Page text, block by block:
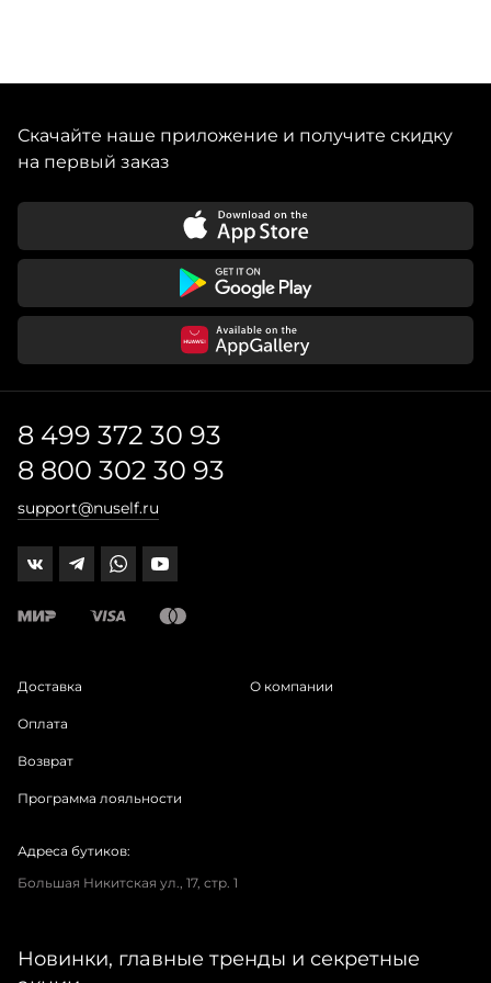
Скачайте наше приложение и получите скидку
на первый заказ
8 499 372 30 93
8 800 302 30 93
support@nuself.ru
Доставка
Оплата
Возврат
Программа лояльности
О компании
Адреса бутиков:
Большая Никитская ул., 17, стр. 1
Новинки, главные тренды и секретные